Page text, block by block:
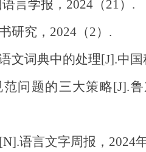
言学报，2024（21）.
研究，2024（2）.
词典中的处理[J].中国
题的三大策略[J].鲁
言文字周报，2024